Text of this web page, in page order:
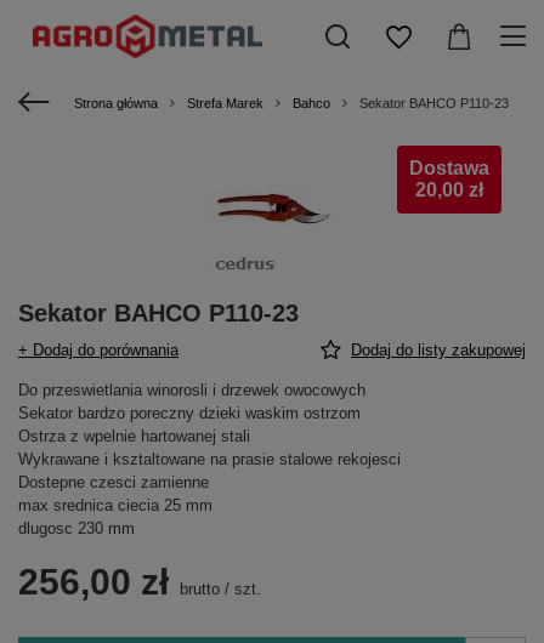
Strona główna Strefa Marek Bahco Sekator BAHCO P110-23
Dostawa
20,00 zł
Sekator BAHCO P110-23
+ Dodaj do porównania Dodaj do listy zakupowej
Do przeswietlania winorosli i drzewek owocowych
Sekator bardzo poreczny dzieki waskim ostrzom
Ostrza z wpelnie hartowanej stali
Wykrawane i ksztaltowane na prasie stalowe rekojesci
Dostepne czesci zamienne
max srednica ciecia 25 mm
dlugosc 230 mm
256,00 zł brutto / szt.